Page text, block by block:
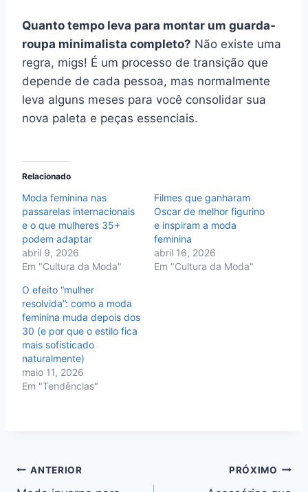
Quanto tempo leva para montar um guarda-
roupa minimalista completo? Não existe uma
regra, migs! É um processo de transição que
depende de cada pessoa, mas normalmente
leva alguns meses para você consolidar sua
nova paleta e peças essenciais.
Relacionado
Moda feminina nas
passarelas internacionais
e o que mulheres 35+
podem adaptar
abril 9, 2026
Em "Cultura da Moda"
Filmes que ganharam
Oscar de melhor figurino
e inspiram a moda
feminina
abril 16, 2026
Em "Cultura da Moda"
O efeito “mulher
resolvida”: como a moda
feminina muda depois dos
30 (e por que o estilo fica
mais sofisticado
naturalmente)
maio 11, 2026
Em "Tendências"
Navegação
ANTERIOR PRÓXIMO